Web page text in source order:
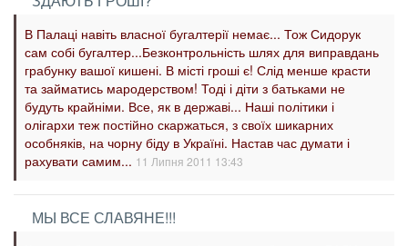
В Палаці навіть власної бугалтерії немає... Тож Сидорук
сам собі бугалтер...Безконтрольність шлях для виправдань
грабунку вашої кишені. В місті гроші є! Слід менше красти
та займатись мародерством! Тоді і діти з батьками не
будуть крайніми. Все, як в державі... Наші політики і
олігархи теж постійно скаржаться, з своїх шикарних
особняків, на чорну біду в Україні. Настав час думати і
рахувати самим... 11 Липня 2011 13:43
МЫ ВСЕ СЛАВЯНЕ!!!